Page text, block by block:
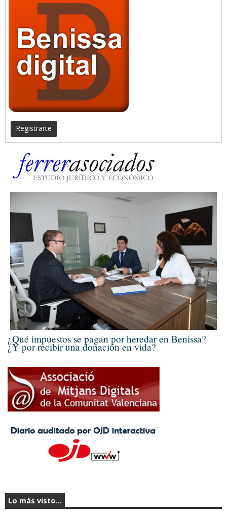
Registrarte
¿Qué impuestos se pagan por heredar en Benissa?
¿Y por recibir una donación en vida?
Lo más visto...